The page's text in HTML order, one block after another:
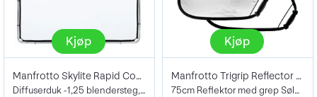
Kjøp
Manfrotto Skylite Rapid Cover Large 1,25
Diffuserduk -1,25 blendersteg, 2 x 2 m
Kjøp
Manfrotto Trigrip Reflector 75cm S/W
75cm Reflektor med grep Sølv og Hvit